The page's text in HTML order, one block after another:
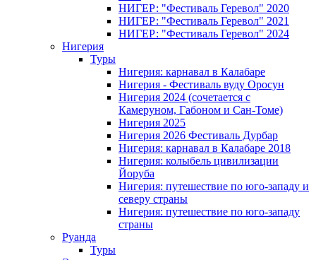
НИГЕР: "Фестиваль Геревол" 2020
НИГЕР: "Фестиваль Геревол" 2021
НИГЕР: "Фестиваль Геревол" 2024
Нигерия
Туры
Нигерия: карнавал в Калабаре
Нигерия - Фестиваль вуду Оросун
Нигерия 2024 (сочетается с
Камеруном, Габоном и Сан-Томе)
Нигерия 2025
Нигерия 2026 Фестиваль Дурбар
Нигерия: карнавал в Калабаре 2018
Нигерия: колыбель цивилизации
Йоруба
Нигерия: путешествие по юго-западу и
северу страны
Нигерия: путешествие по юго-западу
страны
Руанда
Туры